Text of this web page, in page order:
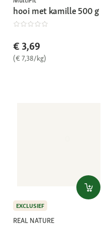
hooi met kamille 500 g
€ 3,69
(€ 7,38/kg)
EXCLUSIEF
REAL NATURE